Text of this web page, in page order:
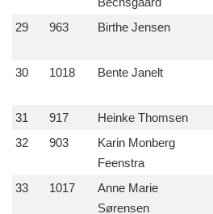
29 963 Birthe Jensen
30 1018 Bente Janelt
31 917 Heinke Thomsen
32
903
Karin Monberg
Feenstra
33 1017
Anne Marie
Sørensen